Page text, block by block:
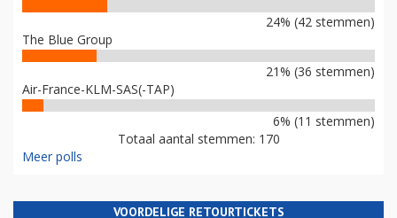
24% (42 stemmen)
The Blue Group
21% (36 stemmen)
Air-France-KLM-SAS(-TAP)
6% (11 stemmen)
Totaal aantal stemmen: 170
Meer polls
VOORDELIGE RETOURTICKETS